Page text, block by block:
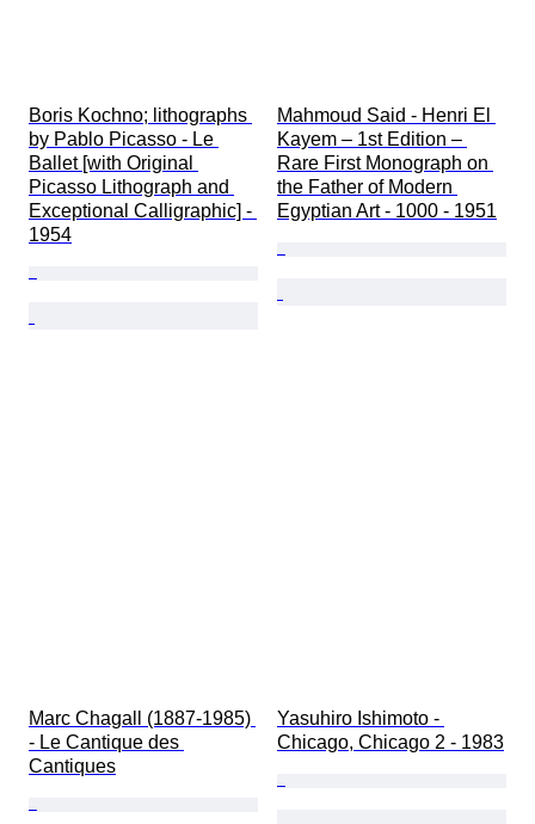
Boris Kochno; lithographs
by Pablo Picasso - Le
Ballet [with Original
Picasso Lithograph and
Exceptional Calligraphic] -
1954
Mahmoud Said - Henri El
Kayem – 1st Edition –
Rare First Monograph on
the Father of Modern
Egyptian Art - 1000 - 1951
Marc Chagall (1887-1985)
- Le Cantique des
Cantiques
Yasuhiro Ishimoto -
Chicago, Chicago 2 - 1983